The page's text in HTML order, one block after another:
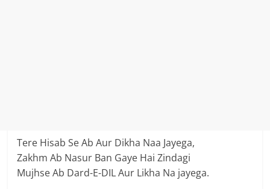
Tere Hisab Se Ab Aur Dikha Naa Jayega,
Zakhm Ab Nasur Ban Gaye Hai Zindagi
Mujhse Ab Dard-E-DIL Aur Likha Na jayega.